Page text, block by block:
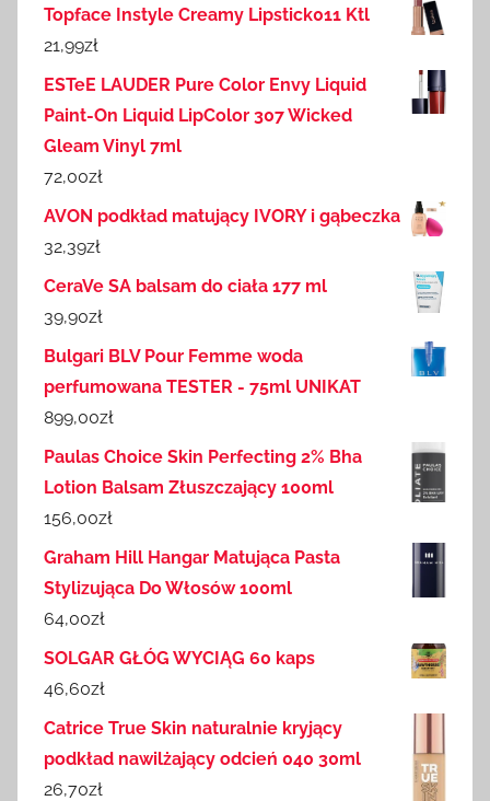
Topface Instyle Creamy Lipstick011 Ktl
21,99zł
ESTeE LAUDER Pure Color Envy Liquid
Paint-On Liquid LipColor 307 Wicked
Gleam Vinyl 7ml
72,00zł
AVON podkład matujący IVORY i gąbeczka
32,39zł
CeraVe SA balsam do ciała 177 ml
39,90zł
Bulgari BLV Pour Femme woda
perfumowana TESTER - 75ml UNIKAT
899,00zł
Paulas Choice Skin Perfecting 2% Bha
Lotion Balsam Złuszczający 100ml
156,00zł
Graham Hill Hangar Matująca Pasta
Stylizująca Do Włosów 100ml
64,00zł
SOLGAR GŁÓG WYCIĄG 60 kaps
46,60zł
Catrice True Skin naturalnie kryjący
podkład nawilżający odcień 040 30ml
26,70zł